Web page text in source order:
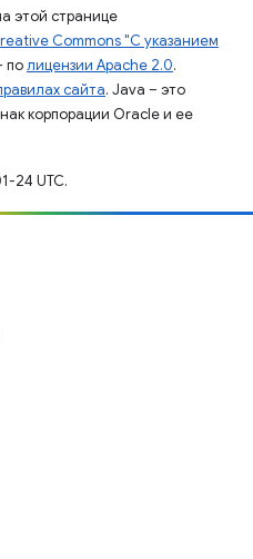
этой странице
Commons "С указанием
полицензии Apache 2.0.
сайта. Java – это
корпорации Oracle и ее
24 UTC.